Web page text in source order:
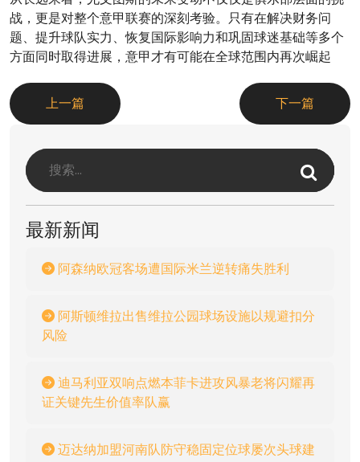
战，更是对整个意甲联赛的深刻考验。只有在解决财务问
题、提升球队实力、恢复国际影响力和巩固球迷基础等多个
方面同时取得进展，意甲才有可能在全球范围内再次崛起
上一篇 下一篇
最新新闻
阿森纳欧冠客场遭国际米兰逆转痛失胜利
阿斯顿维拉出售维拉公园球场设施以规避扣分
风险
迪马利亚双响点燃本菲卡进攻风暴老将闪耀再
证关键先生价值率队赢
迈达纳加盟河南队防守稳固定位球屡次头球建